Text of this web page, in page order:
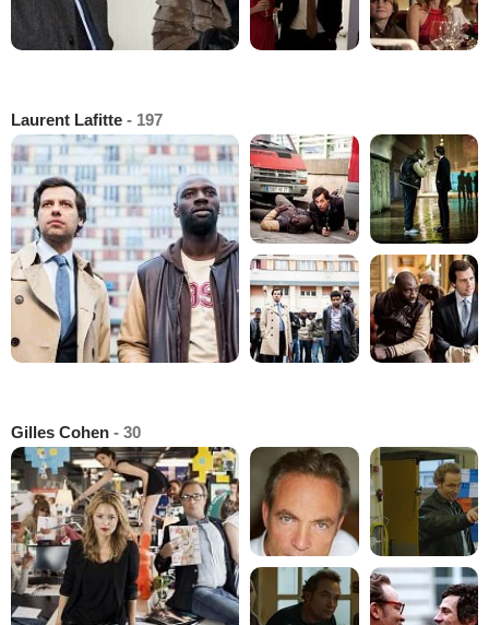
Laurent Lafitte - 197
Gilles Cohen - 30